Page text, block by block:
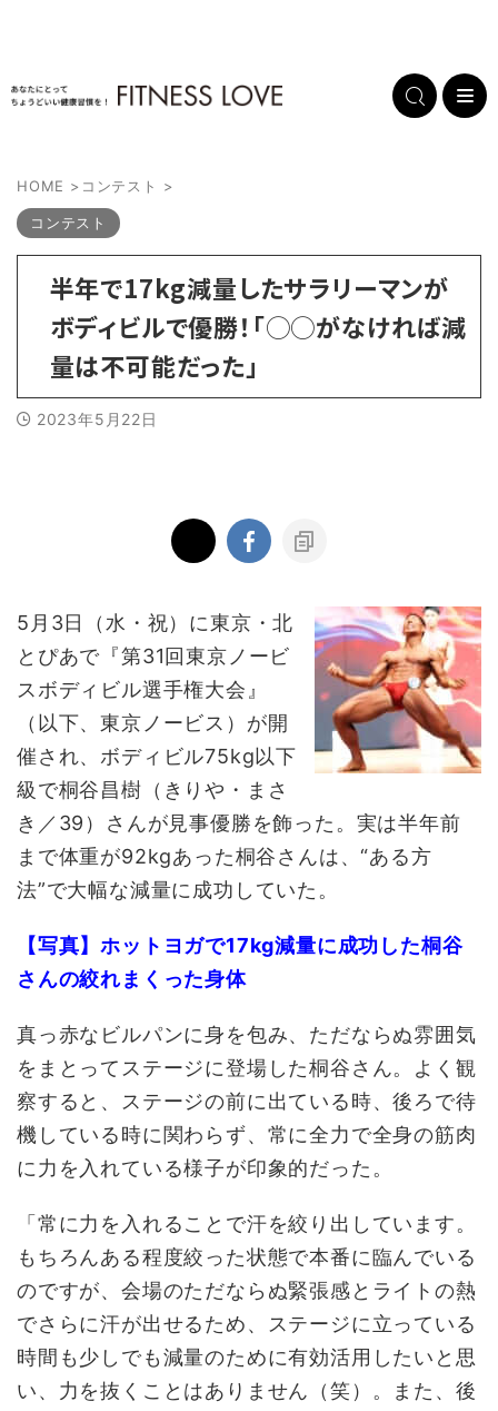
HOME > コンテスト >
コンテスト
半年で17kg減量したサラリーマンが
ボディビルで優勝！「◯◯がなければ減
量は不可能だった」
2023年5月22日
5月3日（水・祝）に東京・北
とぴあで『第31回東京ノービ
スボディビル選手権大会』
（以下、東京ノービス）が開
催され、ボディビル75kg以下
級で桐谷昌樹（きりや・まさ
き／39）さんが見事優勝を飾った。実は半年前
まで体重が92kgあった桐谷さんは、“ある方
法”で大幅な減量に成功していた。
【写真】ホットヨガで17kg減量に成功した桐谷
さんの絞れまくった身体
真っ赤なビルパンに身を包み、ただならぬ雰囲気
をまとってステージに登場した桐谷さん。よく観
察すると、ステージの前に出ている時、後ろで待
機している時に関わらず、常に全力で全身の筋肉
に力を入れている様子が印象的だった。
「常に力を入れることで汗を絞り出しています。
もちろんある程度絞った状態で本番に臨んでいる
のですが、会場のただならぬ緊張感とライトの熱
でさらに汗が出せるため、ステージに立っている
時間も少しでも減量のために有効活用したいと思
い、力を抜くことはありません（笑）。また、後